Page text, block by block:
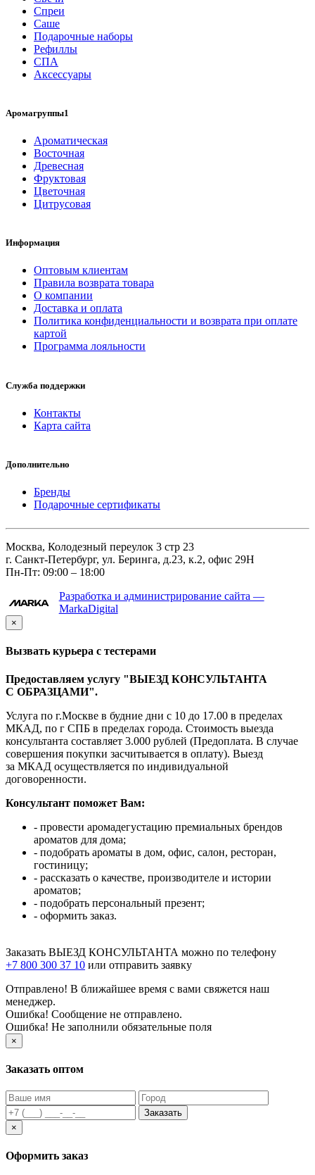
Спреи
Саше
Подарочные наборы
Рефиллы
СПА
Аксессуары
Аромагруппы1
Ароматическая
Восточная
Древесная
Фруктовая
Цветочная
Цитрусовая
Информация
Оптовым клиентам
Правила возврата товара
О компании
Доставка и оплата
Политика конфиденциальности и возврата при оплате
картой
Программа лояльности
Служба поддержки
Контакты
Карта сайта
Дополнительно
Бренды
Подарочные сертификаты
Москва, Колодезный переулок 3 стр 23
г. Санкт-Петербург, ул. Беринга, д.23, к.2, офис 29Н
Пн-Пт: 09:00 – 18:00
Разработка и администрирование сайта —
MarkaDigital
×
Вызвать курьера с тестерами
Предоставляем услугу "ВЫЕЗД КОНСУЛЬТАНТА
С ОБРАЗЦАМИ".
Услуга по г.Москве в будние дни с 10 до 17.00 в пределах
МКАД, по г СПБ в пределах города. Стоимость выезда
консультанта составляет 3.000 рублей (Предоплата. В случае
совершения покупки засчитывается в оплату). Выезд
за МКАД осуществляется по индивидуальной
договоренности.
Консультант поможет Вам:
- провести аромадегустацию премиальных брендов
ароматов для дома;
- подобрать ароматы в дом, офис, салон, ресторан,
гостиницу;
- рассказать о качестве, производителе и истории
ароматов;
- подобрать персональный презент;
- оформить заказ.
Заказать ВЫЕЗД КОНСУЛЬТАНТА можно по телефону
+7 800 300 37 10 или отправить заявку
Отправлено! В ближайшее время с вами свяжется наш
менеджер.
Ошибка! Сообщение не отправлено.
Ошибка! Не заполнили обязательные поля
×
Заказать оптом
Заказать
×
Оформить заказ